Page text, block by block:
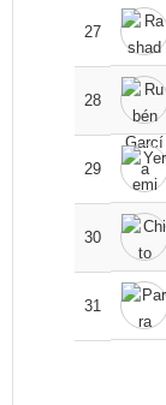
27
28
29
30
31